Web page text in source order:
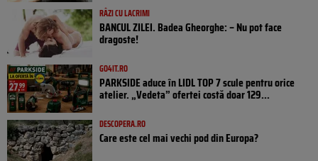
RÂZI CU LACRIMI
BANCUL ZILEI. Badea Gheorghe: – Nu pot face
dragoste!
GO4IT.RO
PARKSIDE aduce în LIDL TOP 7 scule pentru orice
atelier. „Vedeta” ofertei costă doar 129...
DESCOPERA.RO
Care este cel mai vechi pod din Europa?